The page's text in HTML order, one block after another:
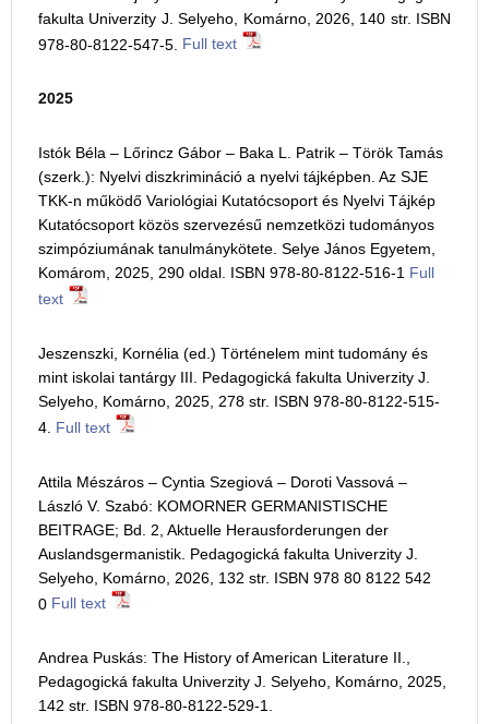
fakulta Univerzity J. Selyeho, Komárno, 2026, 140 str. ISBN
978-80-8122-547-5. Full text
2025
Istók Béla – Lőrincz Gábor – Baka L. Patrik – Török Tamás
(szerk.): Nyelvi diszkrimináció a nyelvi tájképben. Az SJE
TKK-n működő Variológiai Kutatócsoport és Nyelvi Tájkép
Kutatócsoport közös szervezésű nemzetközi tudományos
szimpóziumának tanulmánykötete. Selye János Egyetem,
Komárom, 2025, 290 oldal. ISBN 978-80-8122-516-1 Full
text
Jeszenszki, Kornélia (ed.) Történelem mint tudomány és
mint iskolai tantárgy III. Pedagogická fakulta Univerzity J.
Selyeho, Komárno, 2025, 278 str. ISBN 978-80-8122-515-
4. Full text
Attila Mészáros – Cyntia Szegiová – Doroti Vassová –
László V. Szabó: KOMORNER GERMANISTISCHE
BEITRAGE; Bd. 2, Aktuelle Herausforderungen der
Auslandsgermanistik. Pedagogická fakulta Univerzity J.
Selyeho, Komárno, 2026, 132 str. ISBN 978 80 8122 542
0 Full text
Andrea Puskás: The History of American Literature II.,
Pedagogická fakulta Univerzity J. Selyeho, Komárno, 2025,
142 str. ISBN 978-80-8122-529-1.